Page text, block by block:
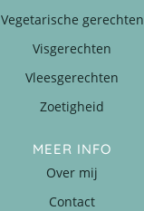
Vegetarische gerechten
Visgerechten
Vleesgerechten
Zoetigheid
MEER INFO
Over mij
Contact